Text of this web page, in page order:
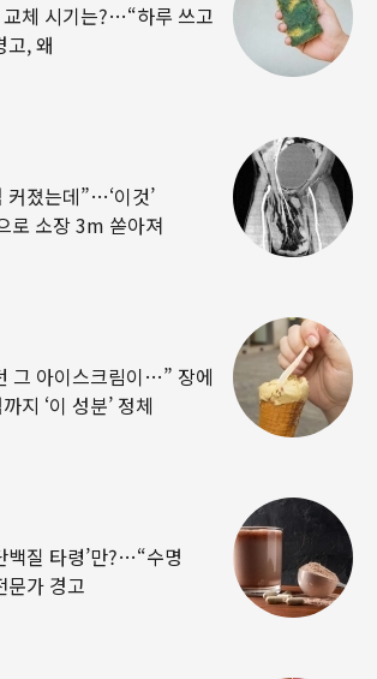
체 시기는?…“하루 쓰고
고, 왜
커졌는데”…‘이것’
로 소장 3m 쏟아져
그 아이스크림이…” 장에
지 ‘이 성분’ 정체
백질 타령’만?…“수명
문가 경고